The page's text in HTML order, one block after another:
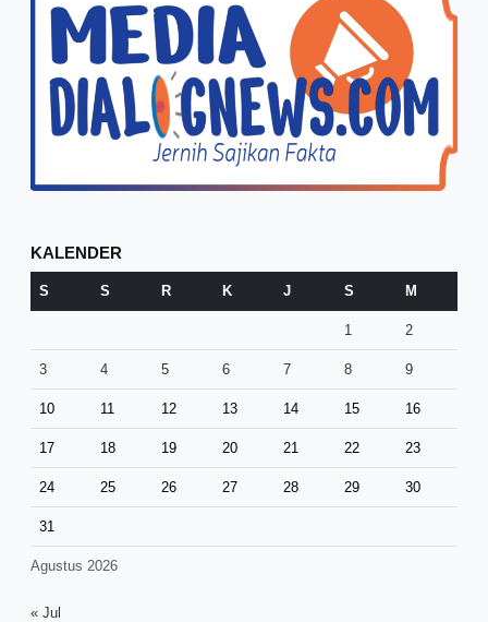
KALENDER
Agustus 2026
S S R K J S M
1 2
3 4 5 6 7 8 9
10 11 12 13 14 15 16
17 18 19 20 21 22 23
24 25 26 27 28 29 30
31
« Jul